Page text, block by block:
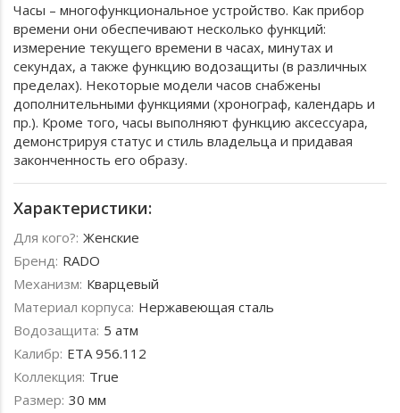
Часы – многофункциональное устройство. Как прибор
времени они обеспечивают несколько функций:
измерение текущего времени в часах, минутах и
секундах, а также функцию водозащиты (в различных
пределах). Некоторые модели часов снабжены
дополнительными функциями (хронограф, календарь и
пр.). Кроме того, часы выполняют функцию аксессуара,
демонстрируя статус и стиль владельца и придавая
законченность его образу.
Характеристики:
Для кого?: Женские
Бренд: RADO
Механизм: Кварцевый
Материал корпуса: Нержавеющая сталь
Водозащита: 5 атм
Калибр: ETA 956.112
Коллекция: True
Размер: 30 мм